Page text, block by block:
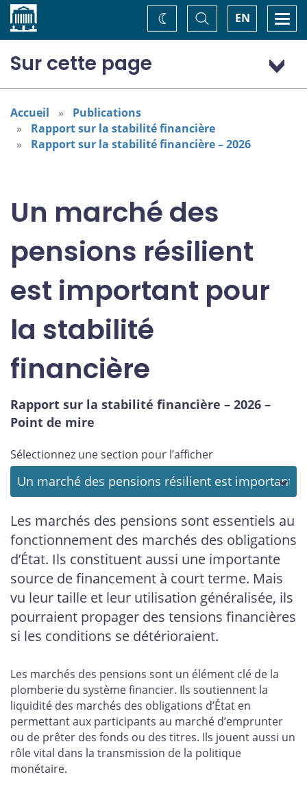
Accueil EN
Basculer
la
recherche
Changez
de
Sur cette page
Les perturbations sur les marchés des pensions
d’État
Des efforts sont déployés pour améliorer la résilience
des marchés des pensions
Accueil
Publications
Rapport sur la stabilité financière
Rapport sur la stabilité financière – 2026
Un marché des
pensions résilient
est important pour
la stabilité
financière
Rapport sur la stabilité financière – 2026 –
Point de mire
Sélectionnez une section pour l’afficher
Les marchés des pensions sont essentiels au
fonctionnement des marchés des obligations
d’État. Ils constituent aussi une importante
source de financement à court terme. Mais
vu leur taille et leur utilisation généralisée, ils
pourraient propager des tensions financières
si les conditions se détérioraient.
Les marchés des pensions sont un élément clé de la
plomberie du système financier. Ils soutiennent la
liquidité des marchés des obligations d’État en
permettant aux participants au marché d’emprunter
ou de prêter des fonds ou des titres. Ils jouent aussi un
rôle vital dans la transmission de la politique
monétaire.